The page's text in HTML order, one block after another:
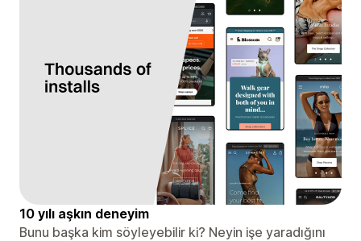
10 yılı aşkın deneyim
Bunu başka kim söyleyebilir ki? Neyin işe yaradığını